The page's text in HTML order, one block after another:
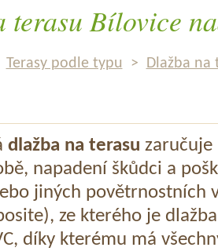
terasu Bílovice
Terasy podle typu >
Dlažba na
dlažba na terasu zaručuje
napadení škůdci a
jiných povětrnostních
ze kterého je
díky kterému má